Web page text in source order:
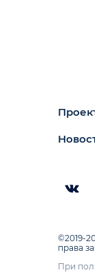
©2019-
права
При